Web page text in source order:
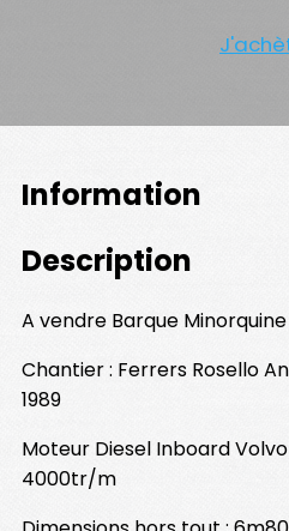
Information
Description
A vendre Barque Minorquine
Chantier : Ferrers Rosello
1989
Moteur Diesel Inboard
4000tr/m